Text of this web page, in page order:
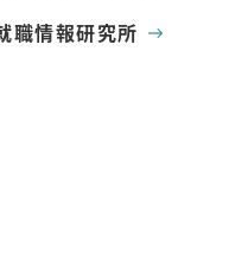
職情報研究所